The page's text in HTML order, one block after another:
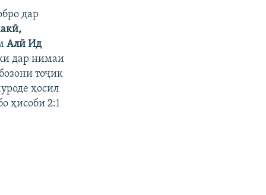
дар
Алӣ Ид
дар нимаи
тоҷик
ҳосил
ҳисоби 2:1